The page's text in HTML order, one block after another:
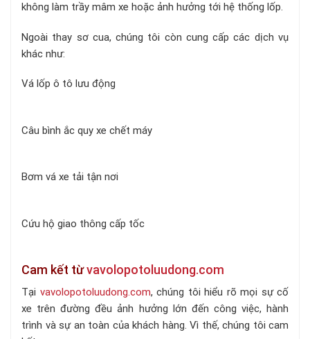
không làm trầy mâm xe hoặc ảnh hưởng tới hệ thống lốp.
Ngoài thay sơ cua, chúng tôi còn cung cấp các dịch vụ
khác như:
Vá lốp ô tô lưu động
Câu bình ắc quy xe chết máy
Bơm vá xe tải tận nơi
Cứu hộ giao thông cấp tốc
Cam kết từvavolopotoluudong.com
Tại vavolopotoluudong.com, chúng tôi hiểu rõ mọi sự cố
xe trên đường đều ảnh hưởng lớn đến công việc, hành
trình và sự an toàn của khách hàng. Vì thế, chúng tôi cam